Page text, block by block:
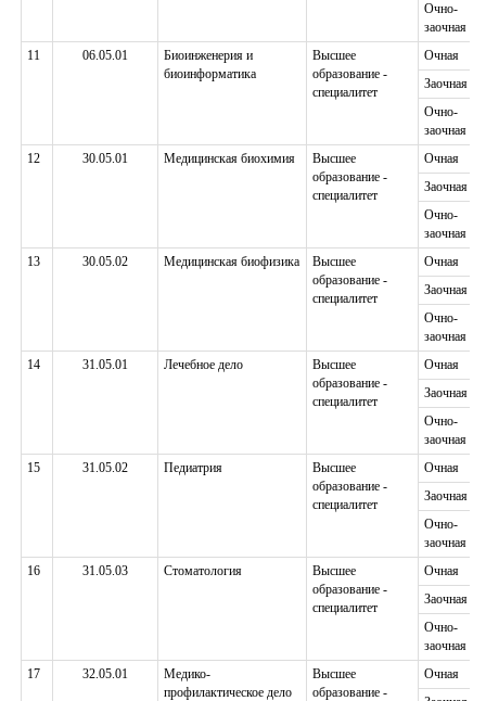
Очно-
заочная
11
06.05.01
Биоинженерия и
биоинформатика
Высшее
образование -
специалитет
Очная
Заочная
Очно-
заочная
12
30.05.01 Медицинская биохимия
Высшее
образование -
специалитет
Очная
Заочная
Очно-
заочная
13
30.05.02 Медицинская биофизика
Высшее
образование -
специалитет
Очная
Заочная
Очно-
заочная
14
31.05.01 Лечебное дело
Высшее
образование -
специалитет
Очная
Заочная
Очно-
заочная
15
31.05.02 Педиатрия
Высшее
образование -
специалитет
Очная
Заочная
Очно-
заочная
16
31.05.03 Стоматология
Высшее
образование -
специалитет
Очная
Заочная
Очно-
заочная
17
32.05.01
Медико-
профилактическое дело
Высшее
образование -
Очная